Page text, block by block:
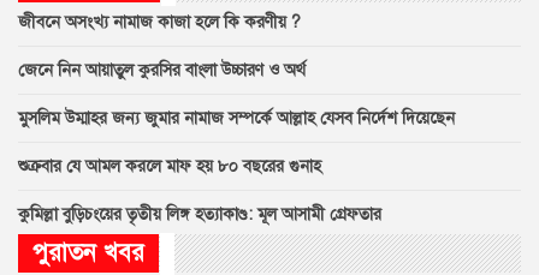
জীবনে অসংখ্য নামাজ কাজা হলে কি করণীয় ?
জেনে নিন আয়াতুল কুরসির বাংলা উচ্চারণ ও অর্থ
মুসলিম উম্মাহর জন্য জুমার নামাজ সম্পর্কে আল্লাহ যেসব নির্দেশ দিয়েছেন
শুক্রবার যে আমল করলে মাফ হয় ৮০ বছরের গুনাহ
কুমিল্লা বুড়িচংয়ের তৃতীয় লিঙ্গ হত্যাকাণ্ড: মূল আসামী গ্রেফতার
পুরাতন খবর